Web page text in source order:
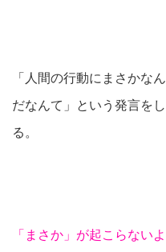
「人間の行動にまさかな
だなんて」という発言を
る。
「まさか」が起こらない